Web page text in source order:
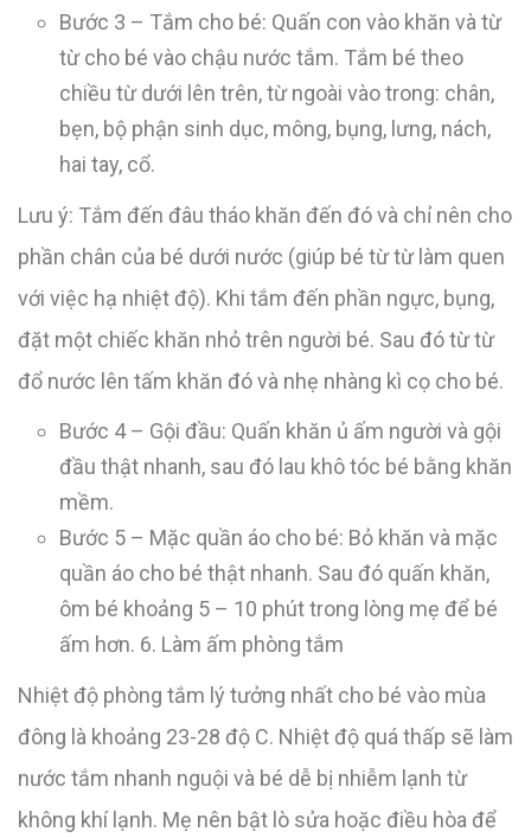
Bước 3 – Tắm cho bé: Quấn con vào khăn và từ
từ cho bé vào chậu nước tắm. Tắm bé theo
chiều từ dưới lên trên, từ ngoài vào trong: chân,
bẹn, bộ phận sinh dục, mông, bụng, lưng, nách,
hai tay, cổ.
Lưu ý: Tắm đến đâu tháo khăn đến đó và chỉ nên cho
phần chân của bé dưới nước (giúp bé từ từ làm quen
với việc hạ nhiệt độ). Khi tắm đến phần ngực, bụng,
đặt một chiếc khăn nhỏ trên người bé. Sau đó từ từ
đổ nước lên tấm khăn đó và nhẹ nhàng kì cọ cho bé.
Bước 4 – Gội đầu: Quấn khăn ủ ấm người và gội
đầu thật nhanh, sau đó lau khô tóc bé bằng khăn
mềm.
Bước 5 – Mặc quần áo cho bé: Bỏ khăn và mặc
quần áo cho bé thật nhanh. Sau đó quấn khăn,
ôm bé khoảng 5 – 10 phút trong lòng mẹ để bé
ấm hơn. 6. Làm ấm phòng tắm
Nhiệt độ phòng tắm lý tưởng nhất cho bé vào mùa
đông là khoảng 23-28 độ C. Nhiệt độ quá thấp sẽ làm
nước tắm nhanh nguội và bé dễ bị nhiễm lạnh từ
không khí lạnh. Mẹ nên bật lò sửa hoặc điều hòa để